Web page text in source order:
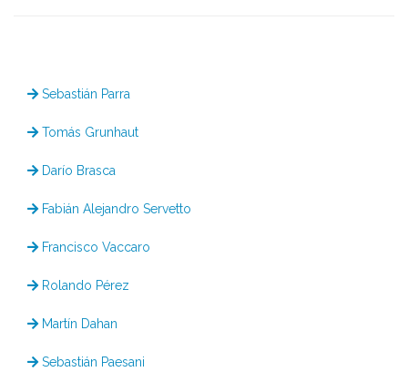
Sebastián Parra
Tomás Grunhaut
Darío Brasca
Fabián Alejandro Servetto
Francisco Vaccaro
Rolando Pérez
Martín Dahan
Sebastián Paesani